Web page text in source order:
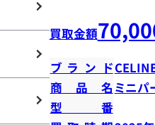
買取金額
ブランド
商品名 ミニパ
型番